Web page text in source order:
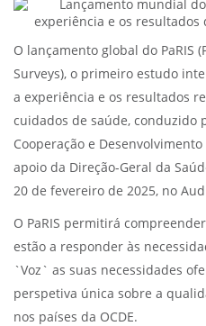
O lançamento global do PaRIS
Surveys), o primeiro estudo
a experiência e os resultados
cuidados de saúde, conduzido
Cooperação e Desenvolvimento
apoio da Direção-Geral da
20 de fevereiro de 2025, no
O PaRIS permitirá
estão a responder às
`Voz` as suas necessidades
perspetiva única sobre a
nos países da OCDE.